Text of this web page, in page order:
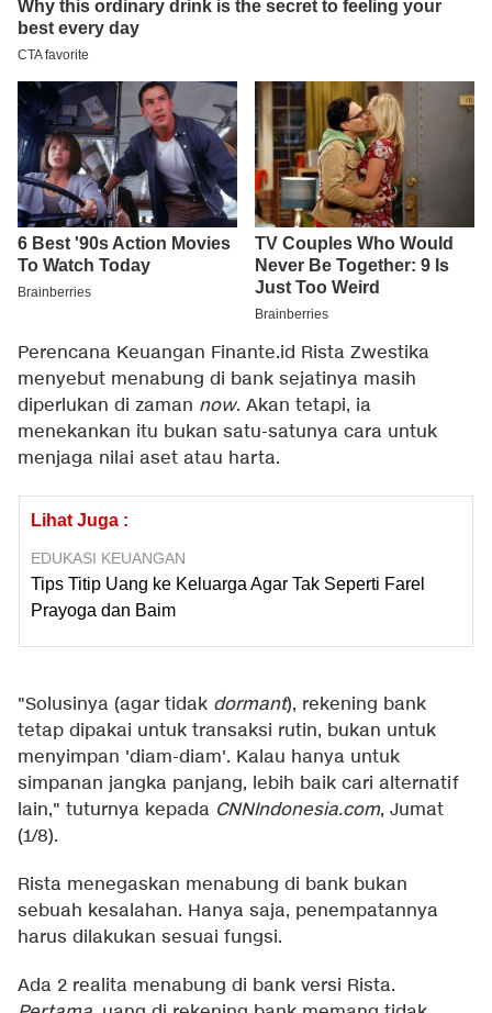
Perencana Keuangan Finante.id Rista Zwestika
menyebut menabung di bank sejatinya masih
diperlukan di zaman now. Akan tetapi, ia
menekankan itu bukan satu-satunya cara untuk
menjaga nilai aset atau harta.
Lihat Juga :
EDUKASI KEUANGAN
Tips Titip Uang ke Keluarga Agar Tak Seperti Farel
Prayoga dan Baim
"Solusinya (agar tidak dormant), rekening bank
tetap dipakai untuk transaksi rutin, bukan untuk
menyimpan 'diam-diam'. Kalau hanya untuk
simpanan jangka panjang, lebih baik cari alternatif
lain," tuturnya kepada CNNIndonesia.com, Jumat
(1/8).
Rista menegaskan menabung di bank bukan
sebuah kesalahan. Hanya saja, penempatannya
harus dilakukan sesuai fungsi.
Ada 2 realita menabung di bank versi Rista.